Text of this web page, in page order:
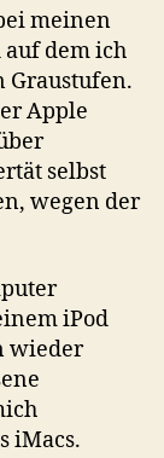
meinen
dem ich
Graustufen.
Apple
selbst
wegen der
iPod
wieder
iMacs.